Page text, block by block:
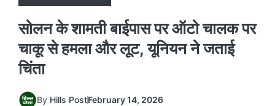
सोलन के शामती बाईपास पर ऑटो चालक पर
चाकू से हमला और लूट, यूनियन ने जताई
चिंता
By Hills PostFebruary 14, 2026